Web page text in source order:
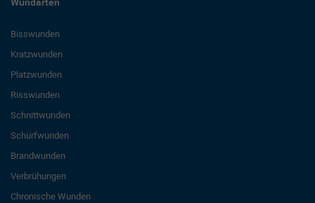
Bisswunden
Kratzwunden
Platzwunden
Risswunden
Schnittwunden
Schürfwunden
Brandwunden
Verbrühungen
Chronische Wunden